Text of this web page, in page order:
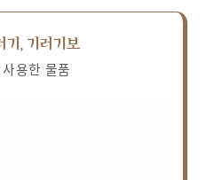
기, 기러기보
용한 물품